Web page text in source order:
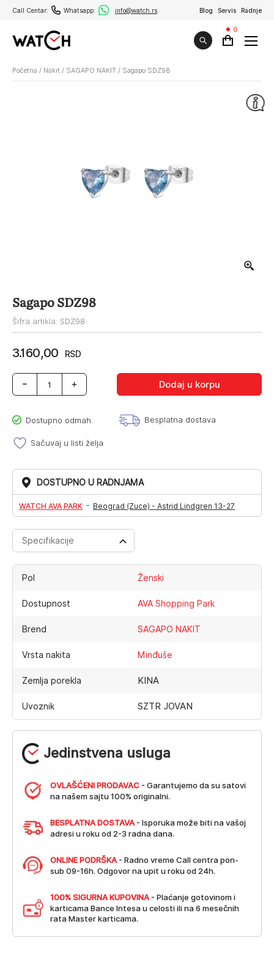
Call Centar: Whatsapp: info@watch.rs Blog Servis Radnje
0
Početna / Nakit / SAGAPO NAKIT / Sagapo SDZ98
Sagapo SDZ98
Šifra artikla: SDZ98
3.160,00 RSD
Sagapo
SDZ98
Dodaj u korpu
Dostupno odmah Besplatna dostava
Sačuvaj u listi želja
DOSTUPNO U RADNJAMA
WATCH AVA PARK - Beograd (Zuce) - Astrid Lindgren 13-27
Jedinstvena usluga
OVLAŠĆENI PRODAVAC - Garantujemo da su satovi
na našem sajtu 100% originalni.
BESPLATNA DOSTAVA - Isporuka može biti na vašoj
adresi u roku od 2-3 radna dana.
ONLINE PODRŠKA - Radno vreme Call centra pon-
sub 09-16h. Odgovor na upit u roku od 24h.
100% SIGURNA KUPOVINA - Plaćanje gotovinom i
karticama Bance Intesa u celosti ili na 6 mesečnih
rata Master karticama.
Specifikacije
Pol Ženski
Dostupnost AVA Shopping Park
Brend SAGAPO NAKIT
Vrsta nakita Minđuše
Zemlja porekla KINA
Uvoznik SZTR JOVAN